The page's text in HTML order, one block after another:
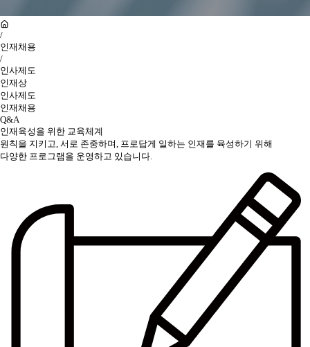
/
인재채용
/
인사제도
인재상
인사제도
인재채용
Q&A
인재육성을 위한 교육체계
원칙을 지키고, 서로 존중하며, 프로답게 일하는 인재를 육성하기 위해
다양한 프로그램을 운영하고 있습니다.